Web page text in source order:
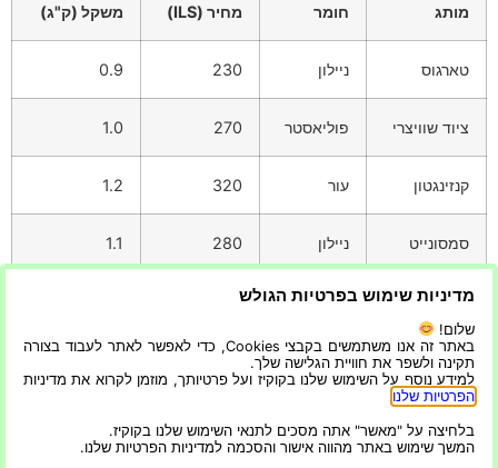
מותג חומר מחיר (ILS) משקל (ק"ג)
טארגוס ניילון 230
0.9
ציוד שוויצרי פוליאסטר 270
1.0
קנזינגטון עור 320
1.2
סמסונייט ניילון 280
1.1
על ידי שיקול דעת קפדני של הגודל, החומר, העיצוב והתכונות
הנוספות,
אתה יכול למצוא את תיק המחשב המושלם כדי להגן על הגב
ולהפוך את הנסיעה היומית שלך לנוחה יותר.
כל מה שחדש ומעניין בתחום הטכנולוגיה והדיגיטל ועוד
מדיניות שימוש בפרטיות הגולש
שלום!
באתר זה אנו משתמשים בקבצי Cookies, כדי לאפשר לאתר לעבוד בצורה
תקינה ולשפר את חוויית הגלישה שלך.
למידע נוסף על השימוש שלנו בקוקיז ועל פרטיותך, מוזמן לקרוא את מדיניות
הפרטיות שלנו
בלחיצה על "מאשר" אתה מסכים לתנאי השימוש שלנו בקוקיז.
המשך שימוש באתר מהווה אישור והסכמה למדיניות הפרטיות שלנו.